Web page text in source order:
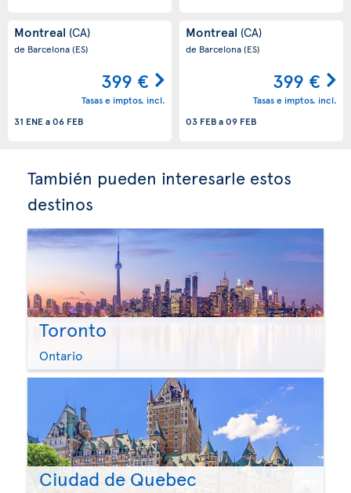
Montreal (CA)
de Barcelona(ES)
399 €
Tasas e imptos. incl.
31 ENEa06 FEB
Montreal (CA)
de Barcelona(ES)
399 €
Tasas e imptos. incl.
03 FEBa09 FEB
También pueden interesarle estos
destinos
Toronto
Ontario
Ciudad de Quebec